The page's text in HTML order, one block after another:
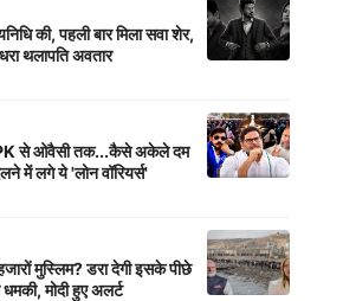
की, पहली बार मिला सवा शेर,
थलापति अवतार
PK से ओवैसी तक...कैसे अकेले दम
में लगे ये 'लोन वॉरियर्स'
मुस्लिम? डरा देगी इसके पीछे
मोदी हुए अलर्ट